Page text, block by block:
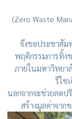
(Zero Waste
จึงขอประชาสั
พฤติกรรมการทิ้ง
ภายในมหาวิทยา
รีไซ
นอกจากจะช่วยลด
สร้างมูลค่าจาก